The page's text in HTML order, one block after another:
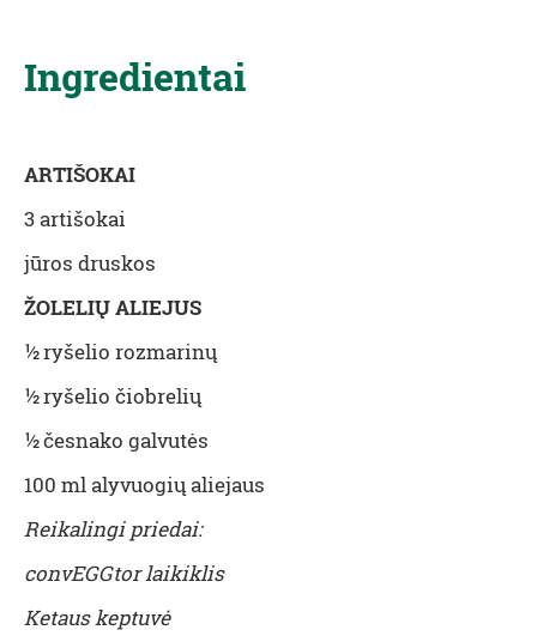
Ingredientai
ARTIŠOKAI
3 artišokai
jūros druskos
ŽOLELIŲ ALIEJUS
½ ryšelio rozmarinų
½ ryšelio čiobrelių
½ česnako galvutės
100 ml alyvuogių aliejaus
Reikalingi priedai:
convEGGtor laikiklis
Ketaus keptuvė